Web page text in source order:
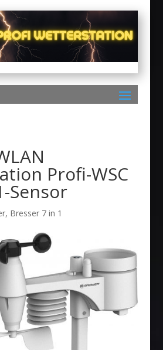
Profi-WSC
Sensor
, Bresser 7 in 1